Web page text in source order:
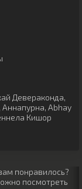
Девераконда,
Аннапурна, Abhay
Кишор
понравилось?
посмотреть